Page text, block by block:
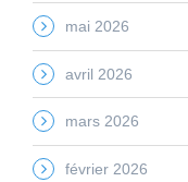
mai 2026
avril 2026
mars 2026
février 2026